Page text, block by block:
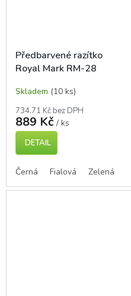
Předbarvené razítko
Royal Mark RM-28
Skladem (10 ks)
734,71 Kč bez DPH
889 Kč / ks
DETAIL
Černá Fialová Zelená